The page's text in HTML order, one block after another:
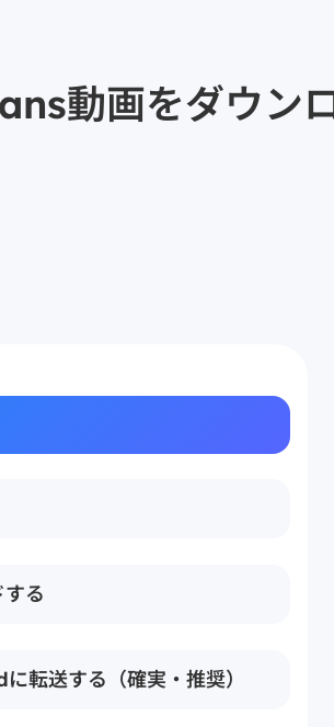
動画をダウン
る
転送する（確実・推奨）